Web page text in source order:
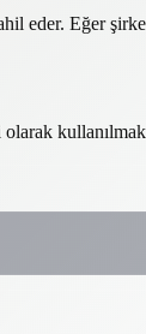
eder. Eğer